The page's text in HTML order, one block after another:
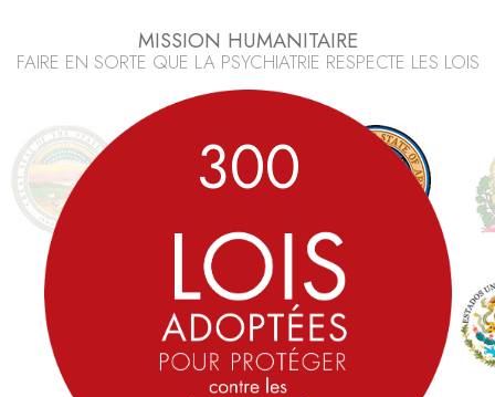
MISSION HUMANITAIRE
FAIRE EN SORTE QUE LA PSYCHIATRIE RESPECTE LES LOIS
300